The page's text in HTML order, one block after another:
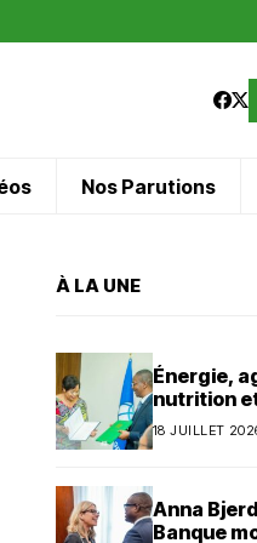
Nos Parutions
À LA UNE
Énergie,
nutrition
Banque
18 JUILLET
Anna
Banque